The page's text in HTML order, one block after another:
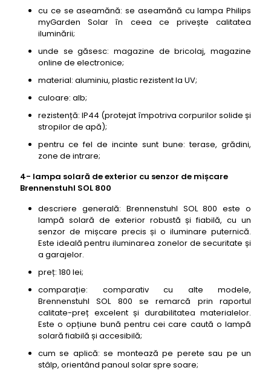
cu ce se aseamănă: se aseamănă cu lampa Philips
myGarden Solar în ceea ce privește calitatea
iluminării;
unde se găsesc: magazine de bricolaj, magazine
online de electronice;
material: aluminiu, plastic rezistent la UV;
culoare: alb;
rezistență: IP44 (protejat împotriva corpurilor solide și
stropilor de apă);
pentru ce fel de incinte sunt bune: terase, grădini,
zone de intrare;
4- lampa solară de exterior cu senzor de mișcare
Brennenstuhl SOL 800
descriere generală: Brennenstuhl SOL 800 este o
lampă solară de exterior robustă și fiabilă, cu un
senzor de mișcare precis și o iluminare puternică.
Este ideală pentru iluminarea zonelor de securitate și
a garajelor.
preț: 180 lei;
comparație: comparativ cu alte modele,
Brennenstuhl SOL 800 se remarcă prin raportul
calitate-preț excelent și durabilitatea materialelor.
Este o opțiune bună pentru cei care caută o lampă
solară fiabilă și accesibilă;
cum se aplică: se montează pe perete sau pe un
stâlp, orientând panoul solar spre soare;